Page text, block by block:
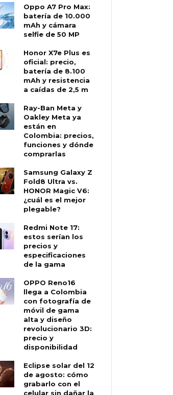
Oppo A7 Pro Max:
batería de 10.000
mAh y cámara
selfie de 50 MP
Honor X7e Plus es
oficial: precio,
batería de 8.100
mAh y resistencia
a caídas de 2,5 m
Ray-Ban Meta y
Oakley Meta ya
están en
Colombia: precios,
funciones y dónde
comprarlas
Samsung Galaxy Z
Fold8 Ultra vs.
HONOR Magic V6:
¿cuál es el mejor
plegable?
Redmi Note 17:
estos serían los
precios y
especificaciones
de la gama
OPPO Reno16
llega a Colombia
con fotografía de
móvil de gama
alta y diseño
revolucionario 3D:
precio y
disponibilidad
Eclipse solar del 12
de agosto: cómo
grabarlo con el
celular sin dañar la